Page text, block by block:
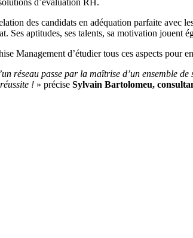
d’évaluation RH.
des candidats en adéquation parfaite avec
Ses aptitudes, ses talents, sa motivation jouent
Management d’étudier tous ces aspects pour
réseau passe par la maîtrise d’un ensemble
! » précise Sylvain Bartolomeu,